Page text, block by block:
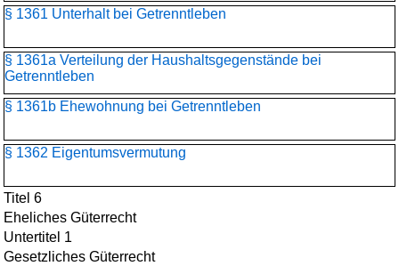
§ 1361 Unterhalt bei Getrenntleben
§ 1361a Verteilung der Haushaltsgegenstände bei
Getrenntleben
§ 1361b Ehewohnung bei Getrenntleben
§ 1362 Eigentumsvermutung
Titel 6
Eheliches Güterrecht
Untertitel 1
Gesetzliches Güterrecht